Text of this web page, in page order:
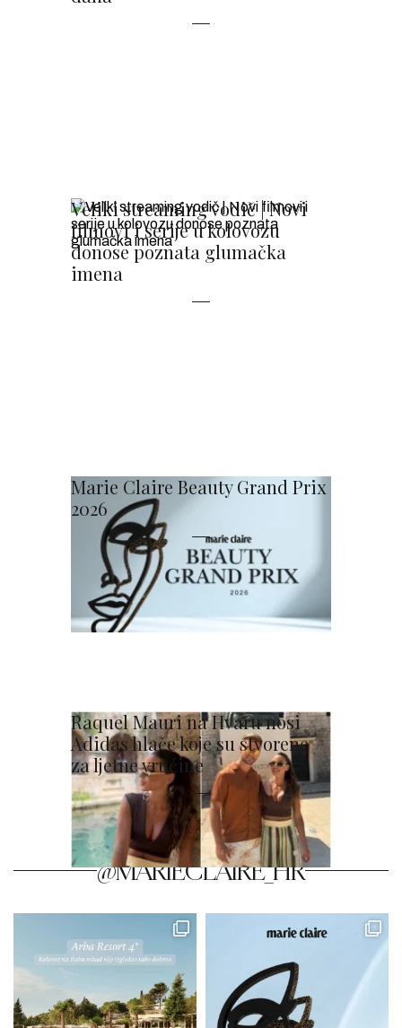
Veliki streaming vodič | Novi
filmovi i serije u kolovozu
donose poznata glumačka
imena
Marie Claire Beauty Grand Prix
2026
Raquel Mauri na Hvaru nosi
Adidas hlače koje su stvorene
za ljetne vrućine
@MARIECLAIRE_HR